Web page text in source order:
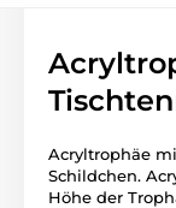
Acryltrophäe
Schildchen.
Höhe der